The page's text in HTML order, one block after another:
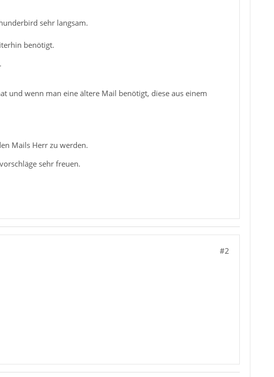
sehr langsam.
benötigt.
und wenn man eine ältere Mail benötigt, diese aus einem
Mails Herr zu werden.
sehr freuen.
#2